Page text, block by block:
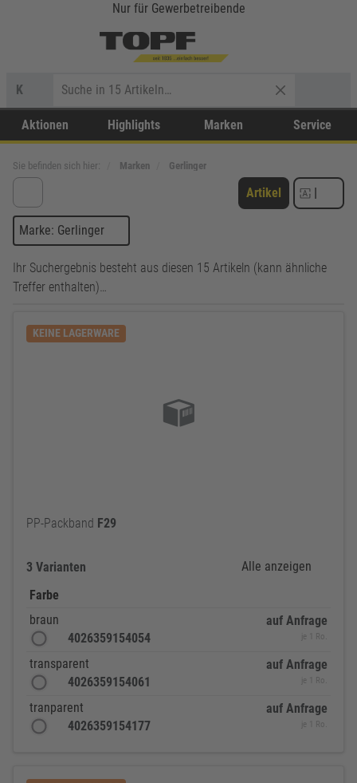
Nur für Gewerbetreibende
K
Aktionen Highlights Marken Service
Sie befinden sich hier: Marken Gerlinger
Artikel |
Marke: Gerlinger
Ihr Suchergebnis besteht aus diesen 15 Artikeln (kann ähnliche
Treffer enthalten)…
KEINE LAGERWARE
PP-Packband F29
3 Varianten
Alle anzeigen
Farbe
braun
4026359154054
auf Anfrage
je 1 Ro.
transparent
4026359154061
auf Anfrage
je 1 Ro.
tranparent
4026359154177
auf Anfrage
je 1 Ro.